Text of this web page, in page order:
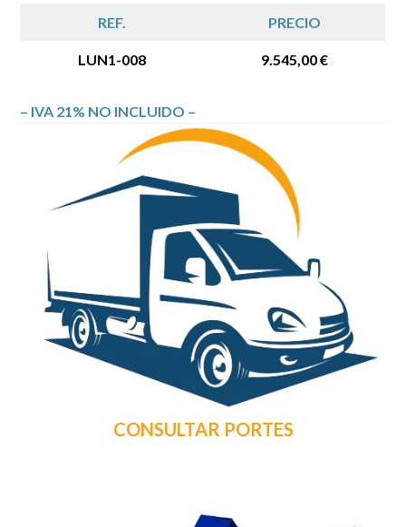
REF. PRECIO
LUN1-008 9.545,00 €
– IVA 21% NO INCLUIDO –
CONSULTAR PORTES